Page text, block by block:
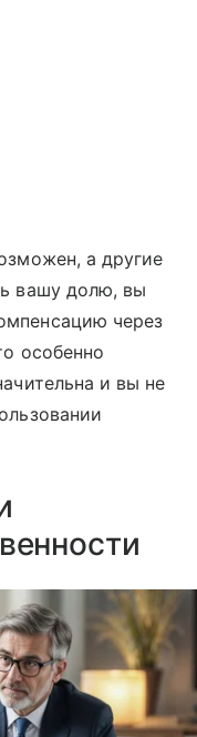
а другие
вашу долю, вы
через
особенно
и вы не